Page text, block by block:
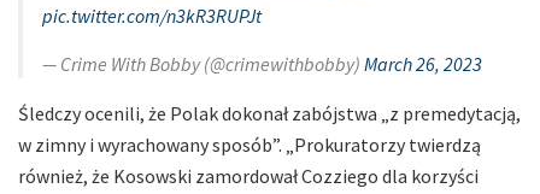
pic.twitter.com/n3kR3RUPJt
— Crime With Bobby (@crimewithbobby) March 26, 2023
Śledczy ocenili, że Polak dokonał zabójstwa „z premedytacją,
w zimny i wyrachowany sposób”. „Prokuratorzy twierdzą
również, że Kosowski zamordował Cozziego dla korzyści